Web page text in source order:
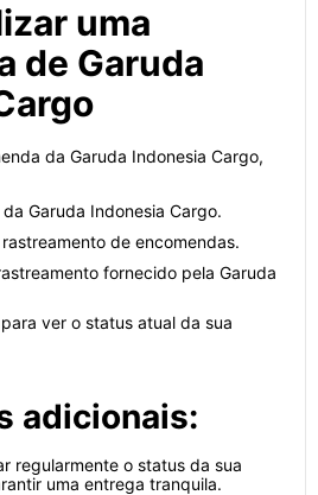
uma
de Garuda
da Garuda Indonesia Cargo,
Garuda Indonesia Cargo.
de encomendas.
fornecido pela Garuda
ver o status atual da sua
adicionais:
regularmente o status da sua
uma entrega tranquila.